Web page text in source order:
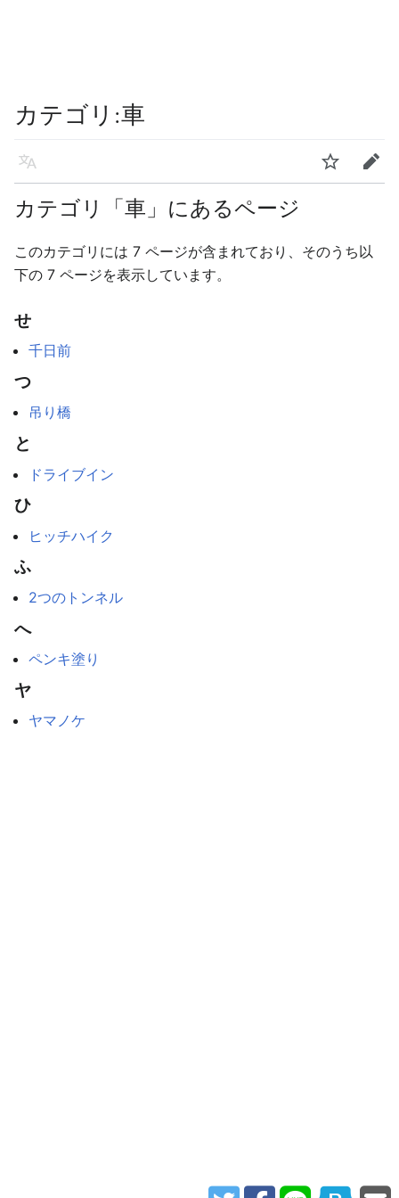
カテゴリ :車
言語
カテゴリ「車」にあるページ
このカテゴリには 7 ページが含まれており、そのうち以
下の 7 ページを表示しています。
せ
千日前
つ
吊り橋
と
ドライブイン
ひ
ヒッチハイク
ふ
2つのトンネル
へ
ペンキ塗り
ヤ
ヤマノケ